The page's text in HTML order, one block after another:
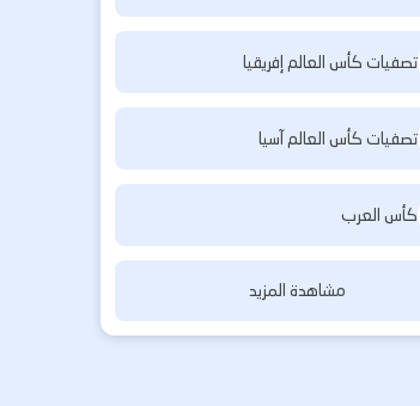
تصفيات كأس العالم إفريقيا
تصفيات كأس العالم آسيا
كأس العرب
مشاهدة المزيد